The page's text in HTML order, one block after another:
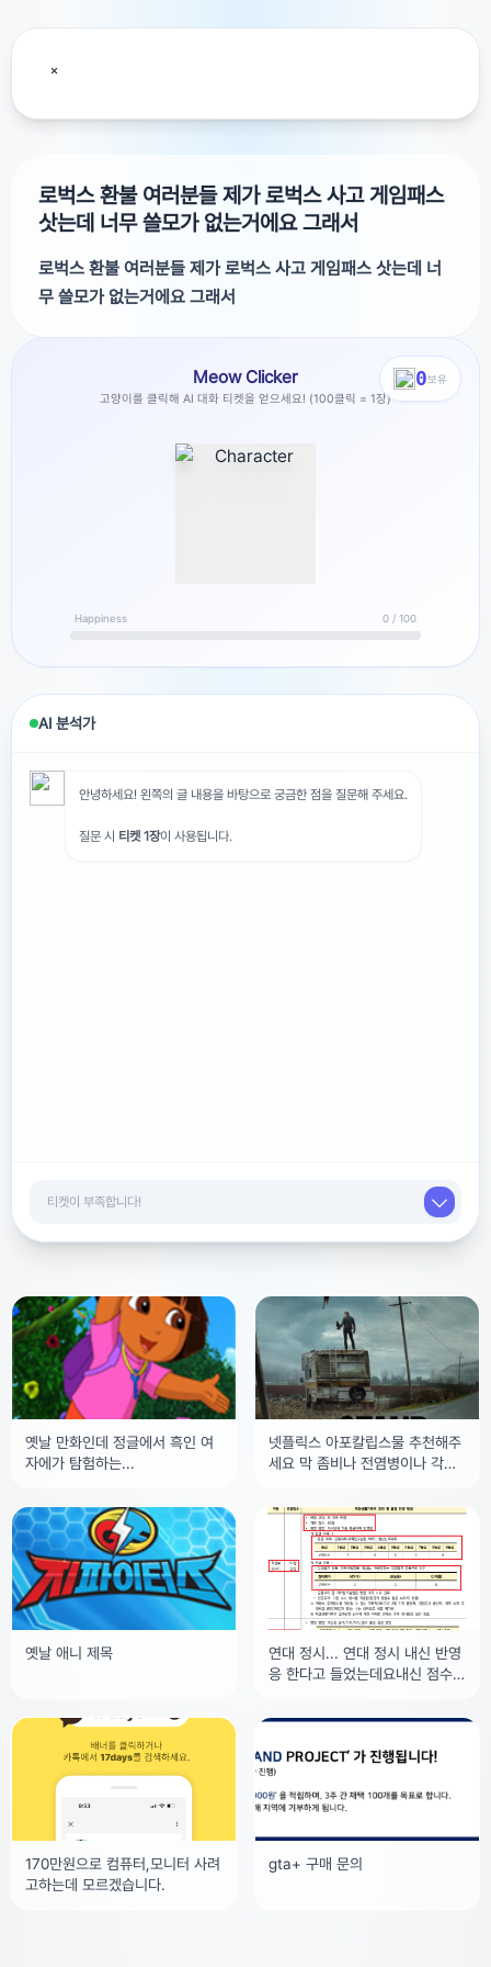
로벅스 환불 여러분들 제가 로벅스 사고 게임패스
삿는데 너무 쓸모가 없는거에요 그래서
로벅스 환불 여러분들 제가 로벅스 사고 게임패스 삿는데 너
무 쓸모가 없는거에요 그래서
여러분들 제가 로벅스 사고 게임패스 삿는데 너무 쓸모가 없
는거에요 그래서 그냥 환불 처리 했는데 이미 쓴것도 환불 처
리가 되나요??한번 쓰면 환불이 안돼죠...
광고를 닫거나 티켓 5개로 해제
0보유
Meow Clicker
고양이를 클릭해 AI 대화 티켓을 얻으세요! (100클릭 = 1장)
Happiness 0 / 100
AI 분석가
안녕하세요! 왼쪽의 글 내용을 바탕으로 궁금한 점을 질문해 주세요.
질문 시 티켓 1장이 사용됩니다.
옛날 만화인데 정글에서 흑인 여
자에가 탐험하는...
넷플릭스 아포칼립스물 추천해주
세요 막 좀비나 전염병이나 각종
먹을것이없어서비행기를타고 노
르웨이 씨앗저장고에간다든지아
님 비행기타고
옛날 애니 제목
연대 정시... 연대 정시 내신 반영
응 한다고 들었는데요내신 점수
170만원으로 컴퓨터,모니터 사려
고하는데 모르겠습니다.
gta+ 구매 문의